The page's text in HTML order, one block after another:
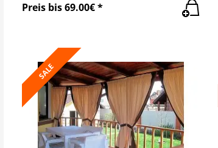
Preis bis 69.00€ *
SALE